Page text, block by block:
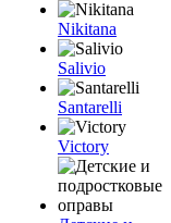
Nikitana
Salivio
Santarelli
Victory